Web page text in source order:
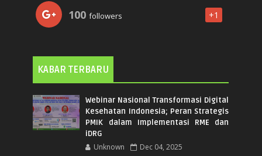
100 followers +1
KABAR TERBARU
Webinar Nasional Transformasi Digital
Kesehatan Indonesia; Peran Strategis
PMIK dalam Implementasi RME dan
iDRG
Unknown Dec 04, 2025